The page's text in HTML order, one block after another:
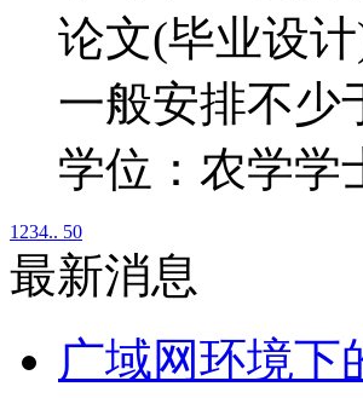
论文(毕业设
一般安排不
学位：农学学
1 234.. 50
最新消息
广域网环境下